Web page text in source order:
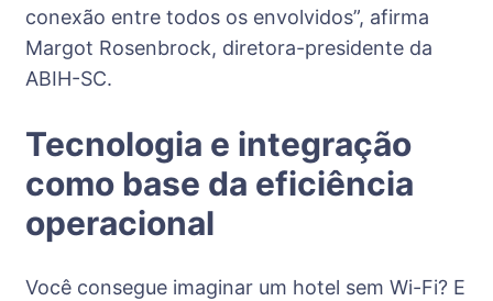
conexão entre todos os envolvidos”, afirma
Margot Rosenbrock, diretora-presidente da
ABIH-SC.
Tecnologia e integração
como base da eficiência
operacional
Você consegue imaginar um hotel sem Wi-Fi? E